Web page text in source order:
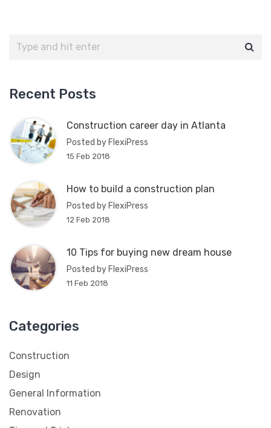
Recent Posts
Construction career day in Atlanta
Posted by FlexiPress
15 Feb 2018
How to build a construction plan
Posted by FlexiPress
12 Feb 2018
10 Tips for buying new dream house
Posted by FlexiPress
11 Feb 2018
Categories
Construction
Design
General Information
Renovation